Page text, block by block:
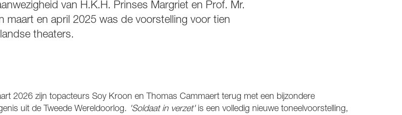
van H.K.H. Prinses Margriet en Prof. Mr.
maart en april 2025 was de voorstelling voor tien
theaters.
2026 zijn topacteurs Soy Kroon en Thomas Cammaert terug met een bijzondere
uit de Tweede Wereldoorlog. 'Soldaat in verzet'is een volledig nieuwe toneelvoorstelling,